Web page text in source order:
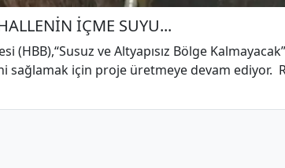
İÇME SUYU...
(HBB),“Susuz ve Altyapısız Bölge Kalmayacak”
sağlamak için proje üretmeye devam ediyor.